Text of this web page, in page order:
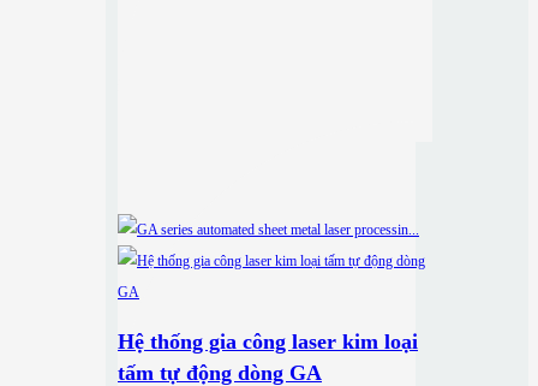
Hệ thống gia công laser kim loại
tấm tự động dòng GA